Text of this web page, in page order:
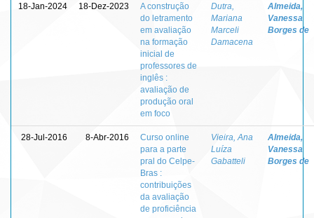
18-Jan-2024 18-Dez-2023
A construção
do letramento
em avaliação
na formação
inicial de
professores de
inglês :
avaliação de
produção oral
em foco
Dutra,
Mariana
Marceli
Damacena
Almeida,
Vanessa
Borges de
28-Jul-2016 8-Abr-2016
Curso online
para a parte
pral do Celpe-
Bras :
contribuições
da avaliação
de proficiência
Vieira, Ana
Luíza
Gabatteli
Almeida,
Vanessa
Borges de